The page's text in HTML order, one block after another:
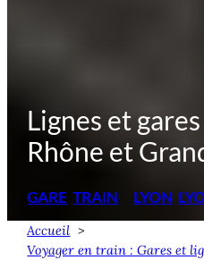
Lignes et
Rhône et
GARE TRAIN LYON
Accueil
Voyager en train : Gares et